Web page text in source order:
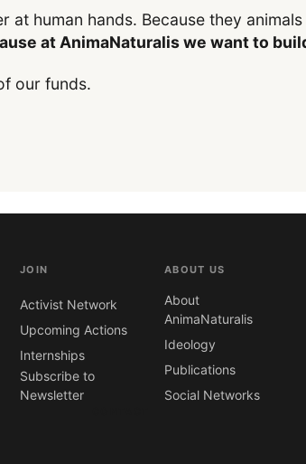
at human hands. Because they
at AnimaNaturalis we want to
our funds.
JOIN
Activist Network
Upcoming Actions
Internships
Subscribe to
Newsletter
ABOUT US
About
AnimaNaturalis
Ideology
Publications
Social Networks